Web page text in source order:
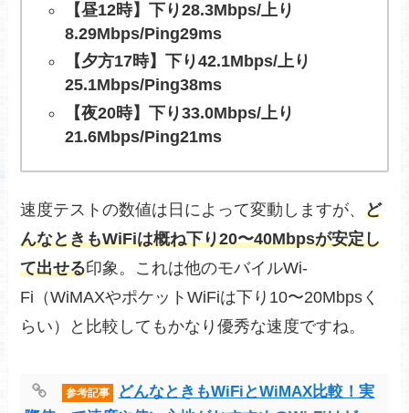
【昼12時】下り28.3Mbps/上り
8.29Mbps/Ping29ms
【夕方17時】下り42.1Mbps/上り
25.1Mbps/Ping38ms
【夜20時】下り33.0Mbps/上り
21.6Mbps/Ping21ms
速度テストの数値は日によって変動しますが、ど
んなときもWiFiは概ね下り20〜40Mbpsが安定し
て出せる印象。これは他のモバイルWi-
Fi（WiMAXやポケットWiFiは下り10〜20Mbpsく
らい）と比較してもかなり優秀な速度ですね。
参考記事
どんなときもWiFiとWiMAX比較！実